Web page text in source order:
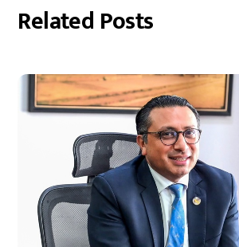
Related Posts